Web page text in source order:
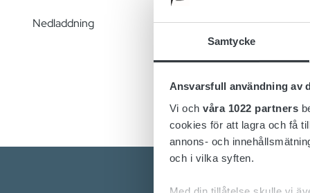
Samtycke
Ansvarsfull användning av
Vi och våra 1022 partners
cookies för att lagra och få
annons- och
och i vilka syften.
Nedladdning